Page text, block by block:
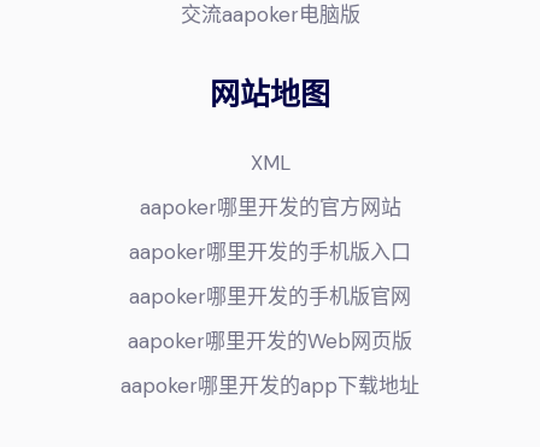
交流aapoker电脑版
网站地图
XML
aapoker哪里开发的官方网站
aapoker哪里开发的手机版入口
aapoker哪里开发的手机版官网
aapoker哪里开发的Web网页版
aapoker哪里开发的app下载地址